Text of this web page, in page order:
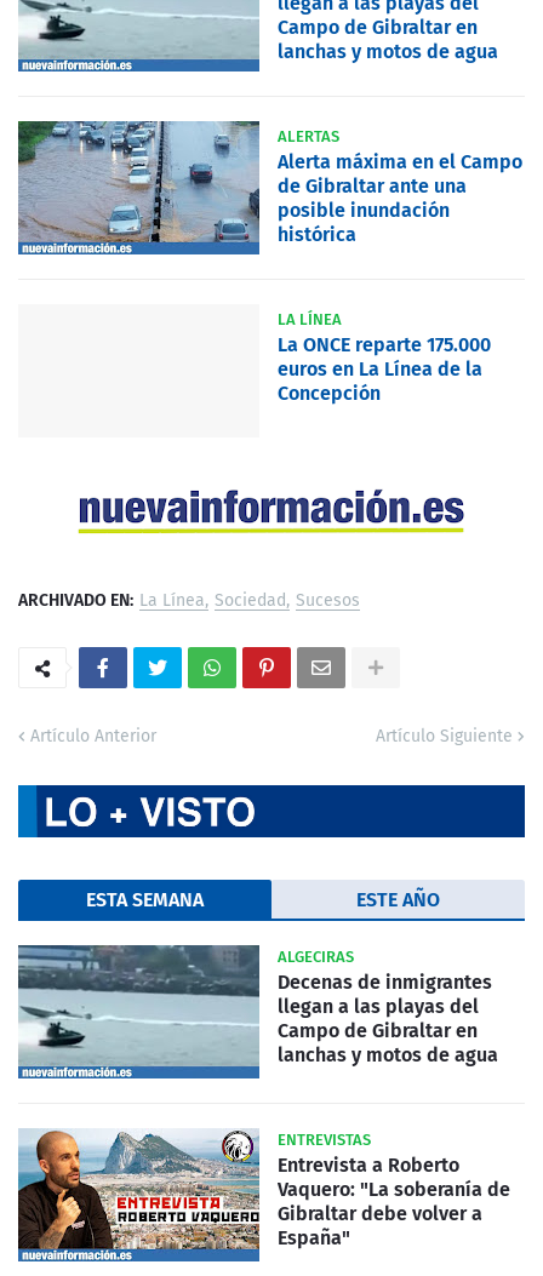
Campo de Gibraltar en
lanchas y motos de agua
ALERTAS
Alerta máxima en el Campo
de Gibraltar ante una
posible inundación
histórica
LA LÍNEA
La ONCE reparte 175.000
euros en La Línea de la
Concepción
ARCHIVADO EN: La Línea Sociedad Sucesos
Artículo Anterior Artículo Siguiente
ESTA SEMANA ESTE AÑO
ALGECIRAS
Decenas de inmigrantes
llegan a las playas del
Campo de Gibraltar en
lanchas y motos de agua
ENTREVISTAS
Entrevista a Roberto
Vaquero: "La soberanía de
Gibraltar debe volver a
España"